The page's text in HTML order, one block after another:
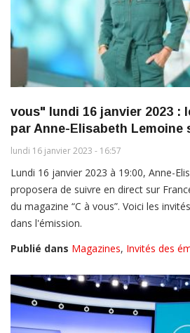
vous" lundi 16 janvier 2023 :
par Anne-Elisabeth Lemoine
lundi 16 janvier 2023 - 16:57
Lundi 16 janvier 2023 à 19:00, Anne-
proposera de suivre en direct sur
du magazine “C à vous”. Voici les
dans l'émission.
Publié dans Magazines, Invités des